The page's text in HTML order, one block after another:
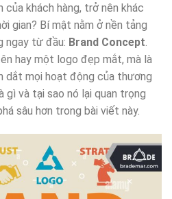
khách hàng, trở nên khác
gian? Bí mật nằm ở nền tảng
ngay từ đầu: Brand Concept.
hay một logo đẹp mắt, mà là
dắt mọi hoạt động của thương
gì và tại sao nó lại quan trọng
sâu hơn trong bài viết này.